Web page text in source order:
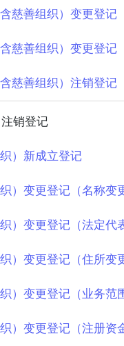
慈善组织）变更登记
慈善组织）变更登记
慈善组织）注销登记
销登记
）新成立登记
）变更登记（名称变
）变更登记（法定代
）变更登记（住所变
）变更登记（业务范
）变更登记（注册资